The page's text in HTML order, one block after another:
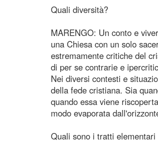
Quali diversità?
MARENGO: Un conto e
una Chiesa con un solo
estremamente critiche del
di per se contrarie e
Nei diversi contesti e
della fede cristiana. Sia
quando essa viene
modo evaporata
Quali sono i tratti